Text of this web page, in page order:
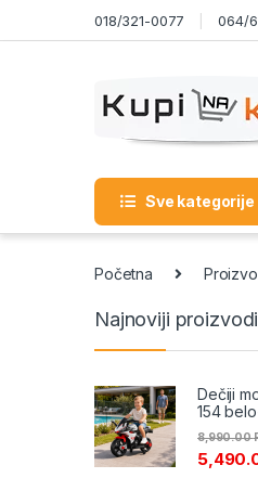
Skip to navigation018/321-0077 064/
Sve kategorije
Početna
Najnoviji proizvodi
Dečiji
154
8,990.00